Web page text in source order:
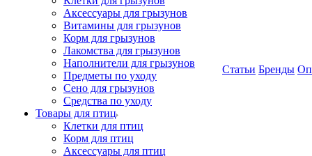
Аксессуары для грызунов
Витамины для грызунов
Корм для грызунов
Лакомства для грызунов
Наполнители для грызунов
Предметы по уходу
Сено для грызунов
Средства по уходу
Товары для птиц
Клетки для птиц
Корм для птиц
Аксессуары для птиц
Статьи Бренды